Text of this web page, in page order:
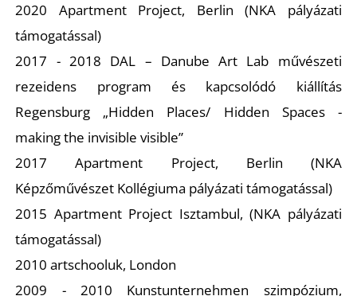
2020 Apartment Project, Berlin (NKA pályázati
támogatással)
2017 - 2018 DAL – Danube Art Lab művészeti
rezeidens program és kapcsolódó kiállítás
Regensburg „Hidden Places/ Hidden Spaces -
making the invisible visible”
2017 Apartment Project, Berlin (NKA
Képzőművészet Kollégiuma pályázati támogatással)
2015 Apartment Project Isztambul, (NKA pályázati
támogatással)
2010 artschooluk, London
2009 - 2010 Kunstunternehmen szimpózium,